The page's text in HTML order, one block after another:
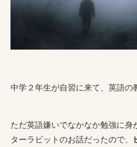
中学２年生が自習に来て、英語の
ただ英語嫌いでなかなか勉強に
ターラビットのお話だったので、